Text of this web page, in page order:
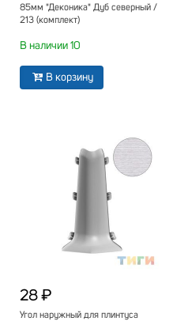
85мм "Деконика" Дуб северный /
213 (комплект)
В наличии 10
В корзину
28 ₽
Угол наружный для плинтуса